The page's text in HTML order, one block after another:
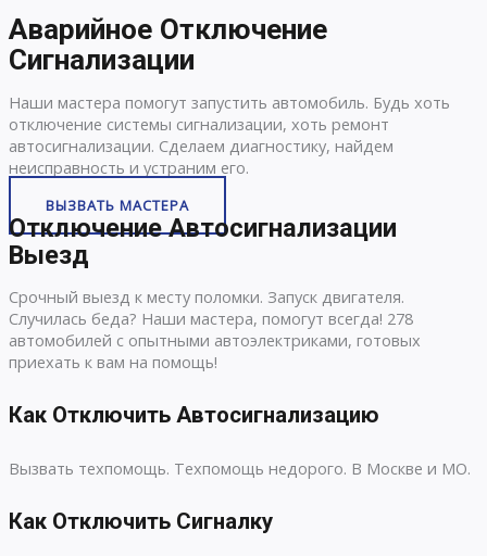
Аварийное Отключение
Сигнализации
Наши мастера помогут запустить автомобиль. Будь хоть
отключение системы сигнализации, хоть ремонт
автосигнализации. Сделаем диагностику, найдем
неисправность и устраним его.
ВЫЗВАТЬ МАСТЕРА
Отключение Автосигнализации
Выезд
Срочный выезд к месту поломки. Запуск двигателя.
Случилась беда? Наши мастера, помогут всегда! 278
автомобилей с опытными автоэлектриками, готовых
приехать к вам на помощь!
Как Отключить Автосигнализацию
Вызвать техпомощь. Техпомощь недорого. В Москве и МО.
Как Отключить Сигналку